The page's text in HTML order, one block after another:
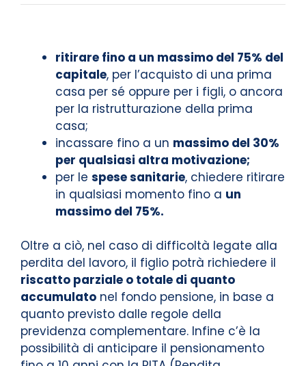
ritirare fino a un massimo del 75% del
capitale, per l’acquisto di una prima
casa per sé oppure per i figli, o ancora
per la ristrutturazione della prima
casa;
incassare fino a un massimo del 30%
per qualsiasi altra motivazione;
per le spese sanitarie, chiedere ritirare
in qualsiasi momento fino a un
massimo del 75%.
Oltre a ciò, nel caso di difficoltà legate alla
perdita del lavoro, il figlio potrà richiedere il
riscatto parziale o totale di quanto
accumulato nel fondo pensione, in base a
quanto previsto dalle regole della
previdenza complementare. Infine c’è la
possibilità di anticipare il pensionamento